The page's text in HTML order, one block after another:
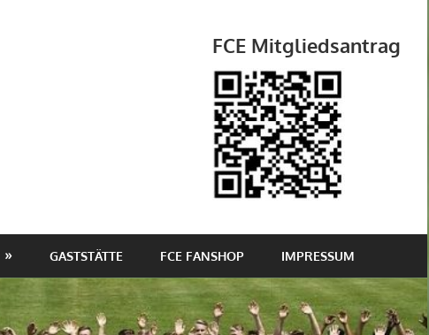
FCE Mitgliedsantrag
GASTSTÄTTE FCE FANSHOP IMPRESSUM